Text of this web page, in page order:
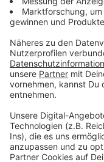
Der 44-jährige
kulturellen Erbe
gemeldet. "Ich
am Rheinufer",
schon Funde aus
entdeckt. "Die
Anzeige